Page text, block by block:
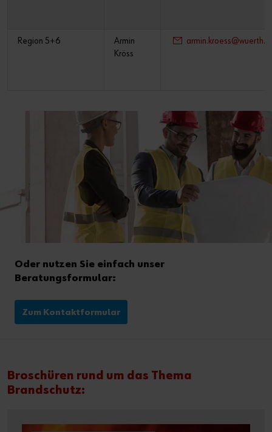
Region 5+6
Armin
Kröss
Oder nutzen Sie einfach unser
Beratungsformular:
Zum Kontaktformular
Broschüren rund um das Thema
Brandschutz: